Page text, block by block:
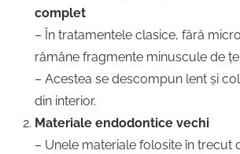
complet
– În tratamentele clasice, fără
rămâne fragmente minuscule de
– Acestea se descompun lent și
din interior.
Materiale endodontice vechi
– Unele materiale folosite în trecut